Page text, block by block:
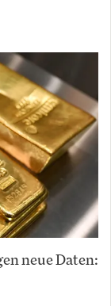
neue Daten: